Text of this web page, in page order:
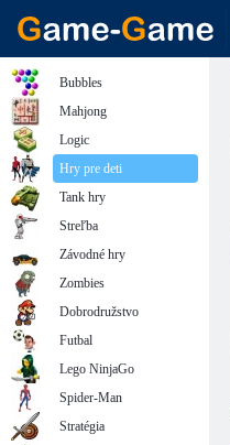
Bubbles
Mahjong
Logic
Hry pre deti
Tank hry
Streľba
Závodné hry
Zombies
Dobrodružstvo
Futbal
Lego NinjaGo
Spider-Man
Stratégia